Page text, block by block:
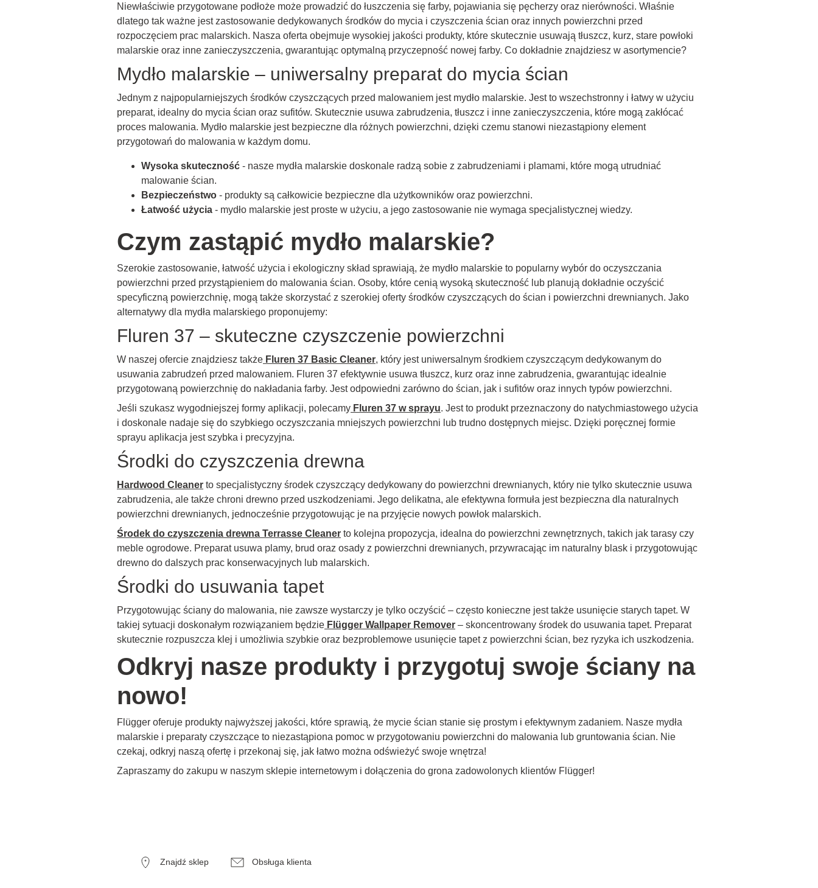
Niewłaściwie przygotowane podłoże może prowadzić do łuszczenia się farby, pojawiania się pęcherzy oraz nierówności. Właśnie
dlatego tak ważne jest zastosowanie dedykowanych środków do mycia i czyszczenia ścian oraz innych powierzchni przed
rozpoczęciem prac malarskich. Nasza oferta obejmuje wysokiej jakości produkty, które skutecznie usuwają tłuszcz, kurz, stare powłoki
malarskie oraz inne zanieczyszczenia, gwarantując optymalną przyczepność nowej farby. Co dokładnie znajdziesz w asortymencie?
Mydło malarskie – uniwersalny preparat do mycia ścian
Jednym z najpopularniejszych środków czyszczących przed malowaniem jest mydło malarskie. Jest to wszechstronny i łatwy w użyciu
preparat, idealny do mycia ścian oraz sufitów. Skutecznie usuwa zabrudzenia, tłuszcz i inne zanieczyszczenia, które mogą zakłócać
proces malowania. Mydło malarskie jest bezpieczne dla różnych powierzchni, dzięki czemu stanowi niezastąpiony element
przygotowań do malowania w każdym domu.
Wysoka skuteczność - nasze mydła malarskie doskonale radzą sobie z zabrudzeniami i plamami, które mogą utrudniać
malowanie ścian.
Bezpieczeństwo - produkty są całkowicie bezpieczne dla użytkowników oraz powierzchni.
Łatwość użycia - mydło malarskie jest proste w użyciu, a jego zastosowanie nie wymaga specjalistycznej wiedzy.
Czym zastąpić mydło malarskie?
Szerokie zastosowanie, łatwość użycia i ekologiczny skład sprawiają, że mydło malarskie to popularny wybór do oczyszczania
powierzchni przed przystąpieniem do malowania ścian. Osoby, które cenią wysoką skuteczność lub planują dokładnie oczyścić
specyficzną powierzchnię, mogą także skorzystać z szerokiej oferty środków czyszczących do ścian i powierzchni drewnianych. Jako
alternatywy dla mydła malarskiego proponujemy:
Fluren 37 – skuteczne czyszczenie powierzchni
W naszej ofercie znajdziesz także Fluren 37 Basic Cleaner, który jest uniwersalnym środkiem czyszczącym dedykowanym do
usuwania zabrudzeń przed malowaniem. Fluren 37 efektywnie usuwa tłuszcz, kurz oraz inne zabrudzenia, gwarantując idealnie
przygotowaną powierzchnię do nakładania farby. Jest odpowiedni zarówno do ścian, jak i sufitów oraz innych typów powierzchni.
Jeśli szukasz wygodniejszej formy aplikacji, polecamy Fluren 37 w sprayu. Jest to produkt przeznaczony do natychmiastowego użycia
i doskonale nadaje się do szybkiego oczyszczania mniejszych powierzchni lub trudno dostępnych miejsc. Dzięki poręcznej formie
sprayu aplikacja jest szybka i precyzyjna.
Środki do czyszczenia drewna
Hardwood Cleaner to specjalistyczny środek czyszczący dedykowany do powierzchni drewnianych, który nie tylko skutecznie usuwa
zabrudzenia, ale także chroni drewno przed uszkodzeniami. Jego delikatna, ale efektywna formuła jest bezpieczna dla naturalnych
powierzchni drewnianych, jednocześnie przygotowując je na przyjęcie nowych powłok malarskich.
Środek do czyszczenia drewna Terrasse Cleaner to kolejna propozycja, idealna do powierzchni zewnętrznych, takich jak tarasy czy
meble ogrodowe. Preparat usuwa plamy, brud oraz osady z powierzchni drewnianych, przywracając im naturalny blask i przygotowując
drewno do dalszych prac konserwacyjnych lub malarskich.
Środki do usuwania tapet
Przygotowując ściany do malowania, nie zawsze wystarczy je tylko oczyścić – często konieczne jest także usunięcie starych tapet. W
takiej sytuacji doskonałym rozwiązaniem będzie Flügger Wallpaper Remover – skoncentrowany środek do usuwania tapet. Preparat
skutecznie rozpuszcza klej i umożliwia szybkie oraz bezproblemowe usunięcie tapet z powierzchni ścian, bez ryzyka ich uszkodzenia.
Odkryj nasze produkty i przygotuj swoje ściany na
nowo!
Flügger oferuje produkty najwyższej jakości, które sprawią, że mycie ścian stanie się prostym i efektywnym zadaniem. Nasze mydła
malarskie i preparaty czyszczące to niezastąpiona pomoc w przygotowaniu powierzchni do malowania lub gruntowania ścian. Nie
czekaj, odkryj naszą ofertę i przekonaj się, jak łatwo można odświeżyć swoje wnętrza!
Zapraszamy do zakupu w naszym sklepie internetowym i dołączenia do grona zadowolonych klientów Flügger!
Znajdź sklep Obsługa klienta